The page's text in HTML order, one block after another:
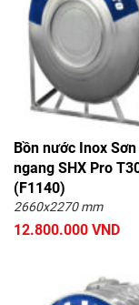
Bồn nước Inox Sơn
ngang SHX Pro
(F1140)
2660x2270 mm
12.800.000 VND